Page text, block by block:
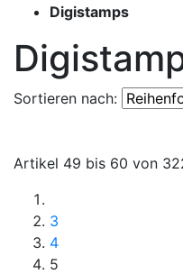
Digistamps
Sortieren nach:
Artikel 49 bis 60 von
3
4
5